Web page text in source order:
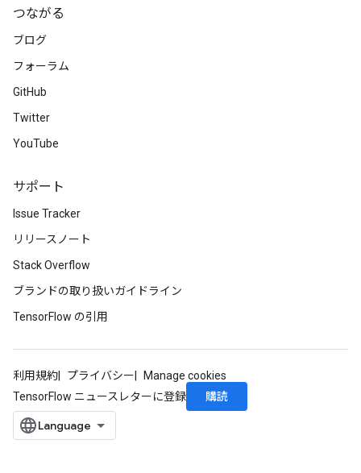
つながる
ブログ
フォーラム
GitHub
Twitter
YouTube
サポート
Issue Tracker
リリースノート
Stack Overflow
ブランドの取り扱いガイドライン
TensorFlow の引用
利用規約 プライバシー
Manage cookies
TensorFlow ニュースレターに登録
購読